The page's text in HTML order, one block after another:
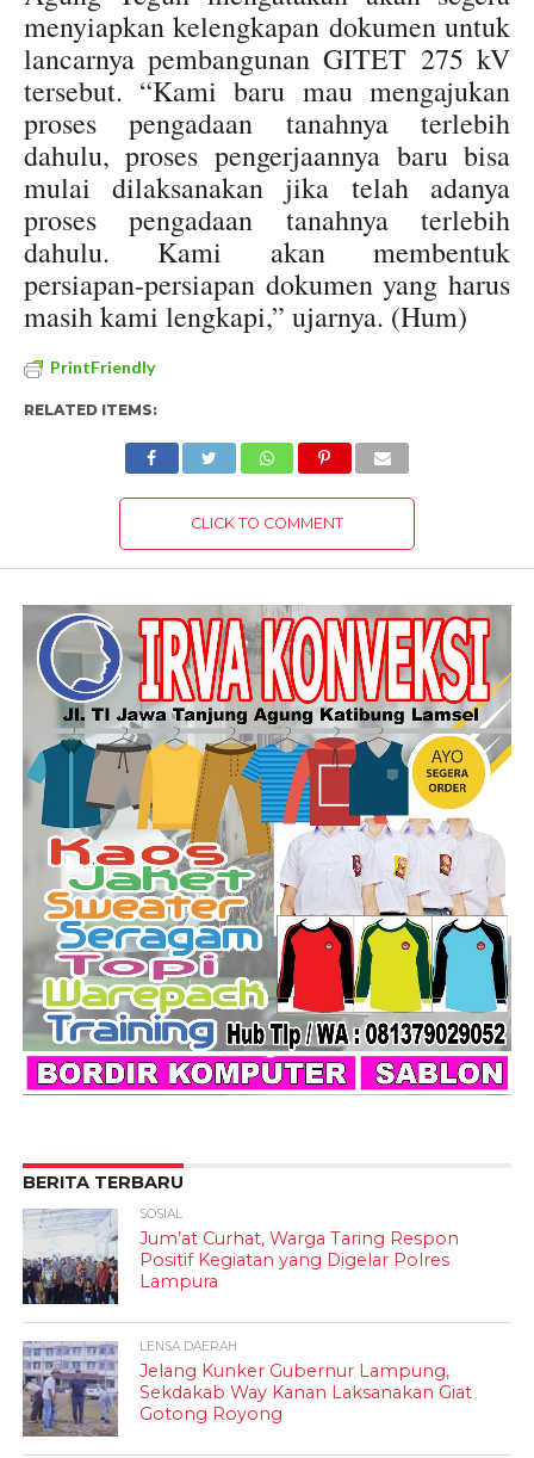
menyiapkan kelengkapan dokumen untuk
lancarnya pembangunan GITET 275 kV
tersebut. “Kami baru mau mengajukan
proses pengadaan tanahnya terlebih
dahulu, proses pengerjaannya baru bisa
mulai dilaksanakan jika telah adanya
proses pengadaan tanahnya terlebih
dahulu. Kami akan membentuk
persiapan-persiapan dokumen yang harus
masih kami lengkapi,” ujarnya. (Hum)
PrintFriendly
RELATED ITEMS:
CLICK TO COMMENT
BERITA TERBARU
SOSIAL
Jum’at Curhat, Warga Taring Respon
Positif Kegiatan yang Digelar Polres
Lampura
LENSA DAERAH
Jelang Kunker Gubernur Lampung,
Sekdakab Way Kanan Laksanakan Giat
Gotong Royong